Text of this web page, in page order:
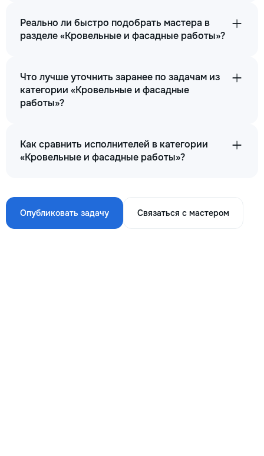
Реально ли быстро подобрать мастера в
разделе «Кровельные и фасадные работы»?
Что лучше уточнить заранее по задачам из
категории «Кровельные и фасадные
работы»?
Как сравнить исполнителей в категории
«Кровельные и фасадные работы»?
Опубликовать задачу Связаться с мастером